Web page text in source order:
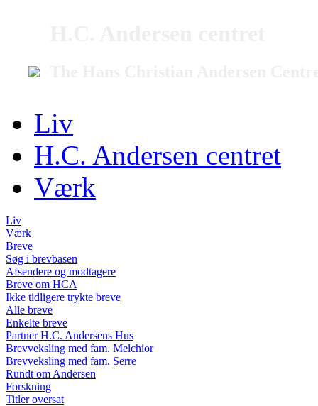
Liv
H.C. Andersen centret
Værk
Liv
Værk
Breve
Søg i brevbasen
Afsendere og modtagere
Breve om HCA
Ikke tidligere trykte breve
Alle breve
Enkelte breve
Partner H.C. Andersens Hus
Brevveksling med fam. Melchior
Brevveksling med fam. Serre
Rundt om Andersen
Forskning
Titler oversat